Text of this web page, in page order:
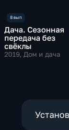
Дача. Сезонная
передача без
свёклы
2019, Дом и дача